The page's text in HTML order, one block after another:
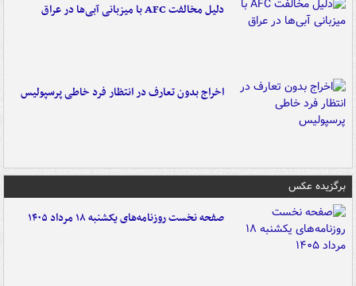
دلیل مخالفت AFC با میزبانی آبی‌ها در عراق
اخراج بدون تعارف در انتظار فرد خاطی پرسپولیس
برگزیده عکس
صفحه نخست روزنامه‌های یکشنبه ۱۸ مرداد ۱۴۰۵